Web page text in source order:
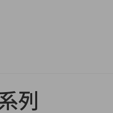
列